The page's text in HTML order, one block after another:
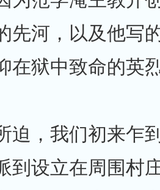
先河，以及他写
在狱中致命的英
迫，我们初来乍
到设立在周围村